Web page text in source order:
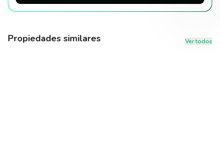
Propiedades similares Ver todos